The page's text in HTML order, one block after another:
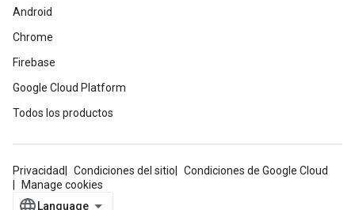
Android
Chrome
Firebase
Google Cloud Platform
Todos los productos
Privacidad Condiciones del sitio
Condiciones de Google Cloud
Manage cookies